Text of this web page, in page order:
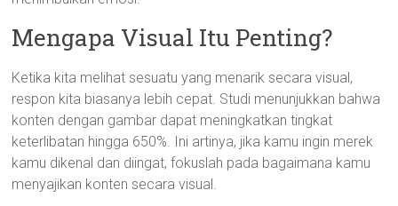
Mengapa Visual Itu Penting?
Ketika kita melihat sesuatu yang menarik secara visual,
respon kita biasanya lebih cepat. Studi menunjukkan bahwa
konten dengan gambar dapat meningkatkan tingkat
keterlibatan hingga 650%. Ini artinya, jika kamu ingin merek
kamu dikenal dan diingat, fokuslah pada bagaimana kamu
menyajikan konten secara visual.